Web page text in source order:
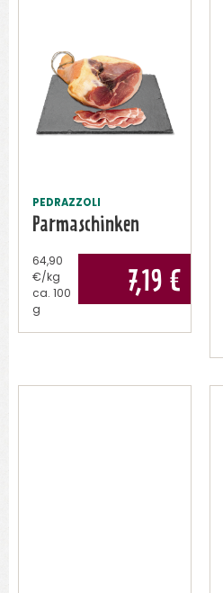
PEDRAZZOLI
Parmaschinken
7,19 €
64,90
€/kg
ca.
100
g